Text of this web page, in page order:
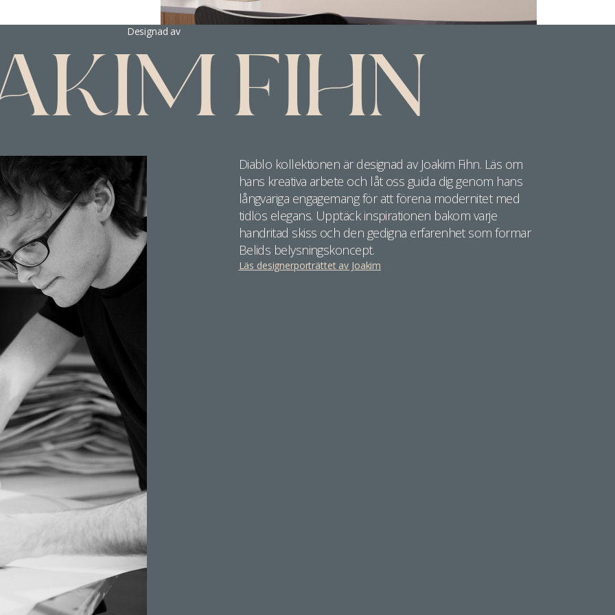
Designad av
FIHN
Diablo kollektionen är designad av Joakim Fihn. Läs om
hans kreativa arbete och låt oss guida dig genom hans
långvariga engagemang för att förena modernitet med
tidlös elegans. Upptäck inspirationen bakom varje
handritad skiss och den gedigna erfarenhet som formar
Belids belysningskoncept.
Läs designerporträttet av Joakim